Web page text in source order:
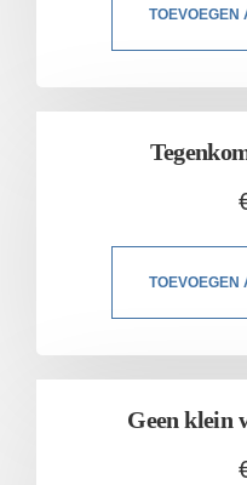
TOEVOEGEN
TOEVOEGEN
Geen klein